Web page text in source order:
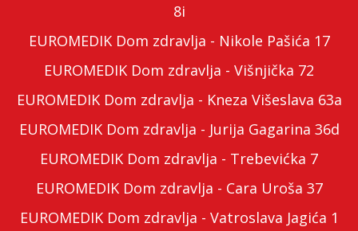
8i
EUROMEDIK Dom zdravlja - Nikole Pašića 17
EUROMEDIK Dom zdravlja - Višnjička 72
EUROMEDIK Dom zdravlja - Kneza Višeslava 63a
EUROMEDIK Dom zdravlja - Jurija Gagarina 36d
EUROMEDIK Dom zdravlja - Trebevićka 7
EUROMEDIK Dom zdravlja - Cara Uroša 37
EUROMEDIK Dom zdravlja - Vatroslava Jagića 1